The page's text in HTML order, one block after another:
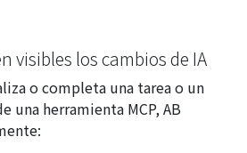
visibles los cambios de IA
o completa una tarea o un
una herramienta MCP, AB